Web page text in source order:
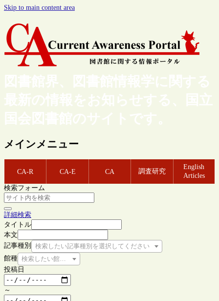
Skip to main content area
図書館界、図書館情報学に関する
最新の情報をお知らせする、国立
国会図書館のサイトです。
メインメニュー
CA-R CA-E CA 調査研究
English
Articles
検索フォーム
詳細検索
タイトル
本文
記事種別
検索したい記事種別を選択してください
館種 検索したい館種を選択してください
投稿日
～